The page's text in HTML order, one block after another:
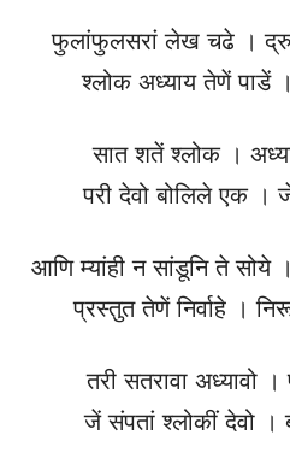
फुलांफुलसरां लेख चढे ।
श्लोक अध्याय तेणें पाडें
सात शतें श्लोक ।
परी देवो बोलिले एक ।
आणि म्यांही न सांडूनि ते
प्रस्तुत तेणें निर्वाहे ।
तरी सतरावा अध्यावो ।
जें संपतां श्लोकीं देवो